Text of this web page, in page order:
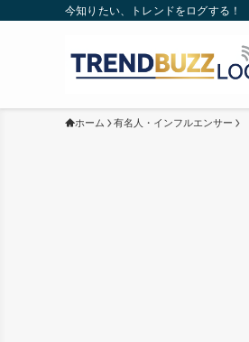
今知りたい、トレンドをログする！
ホーム 有名人・インフルエンサー